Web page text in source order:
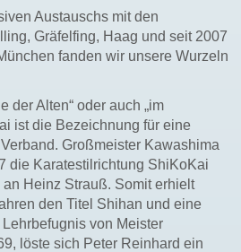
Austauschs mit den
Gräfelfing, Haag und seit 2007
fanden wir unsere Wurzeln
der Alten“ oder auch „im
ist die Bezeichnung für eine
Großmeister Kawashima
die Karatestilrichtung ShiKoKai
Heinz Strauß. Somit erhielt
den Titel Shihan und eine
von Meister
löste sich Peter Reinhard ein